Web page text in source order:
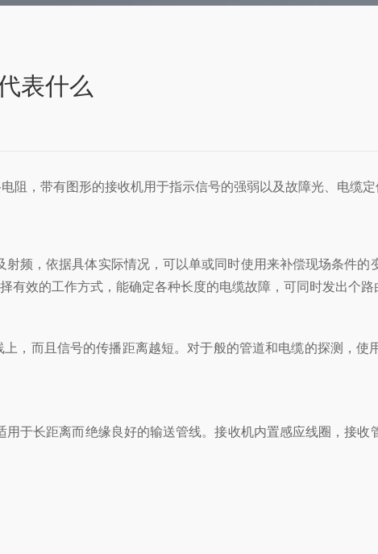
表什么
阻，带有图形的接收机用于指示信号的强弱以及故障光、电缆定
，依据具体实际情况，可以单或同时使用来补偿现场条件的
效的工作方式，能确定各种长度的电缆故障，可同时发出个路
，而且信号的传播距离越短。对于般的管道和电缆的探测，
长距离而绝缘良好的输送管线。接收机内置感应线圈，接收